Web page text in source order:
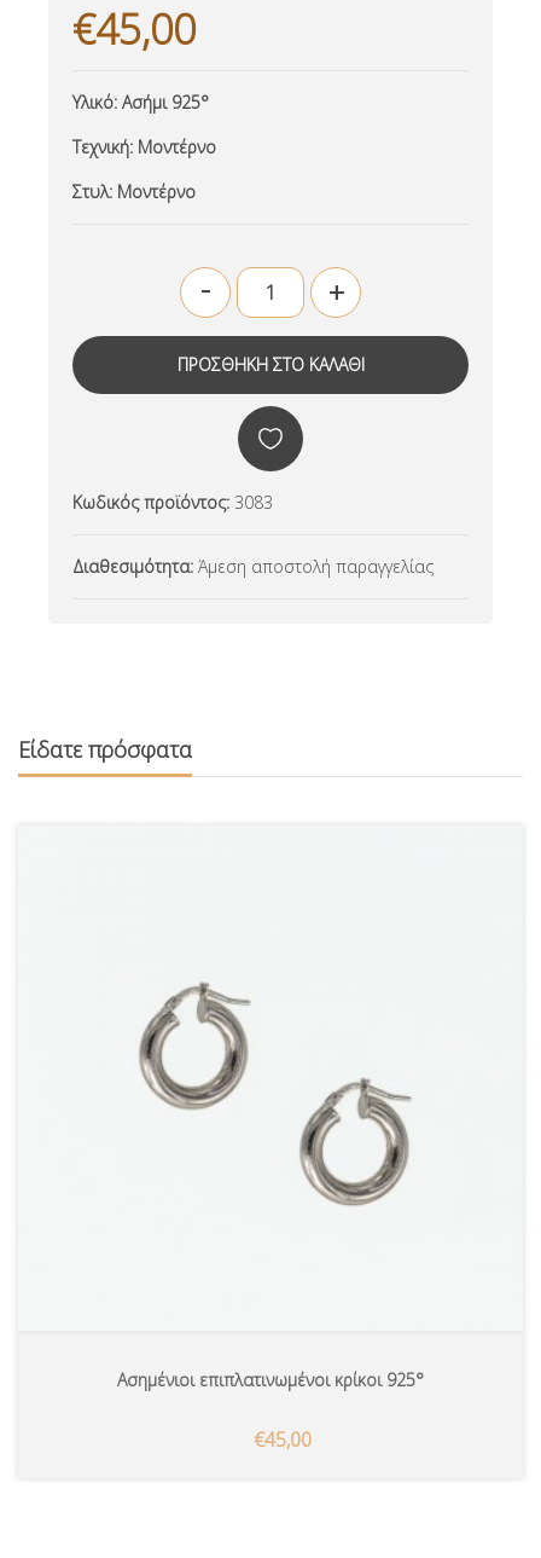
€45,00
Υλικό: Ασήμι 925°
Τεχνική: Μοντέρνο
Στυλ: Μοντέρνο
- +
Κωδικός προϊόντος: 3083
Διαθεσιμότητα: Άμεση αποστολή παραγγελίας
Είδατε πρόσφατα
Ασημένιοι επιπλατινωμένοι κρίκοι 925°
€45,00